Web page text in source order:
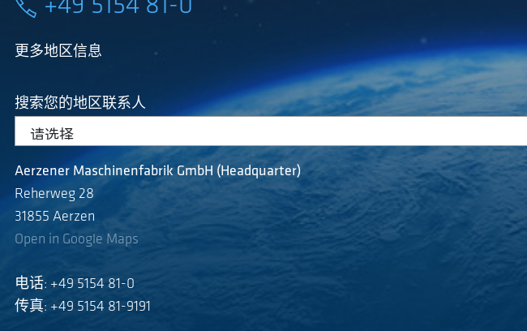
+49 5154 81-0
更多地区信息
搜索您的地区联系人
Aerzener Maschinenfabrik GmbH (Headquarter)
Reherweg 28
31855 Aerzen
Open in Google Maps
电话: +49 5154 81-0
传真: +49 5154 81-9191